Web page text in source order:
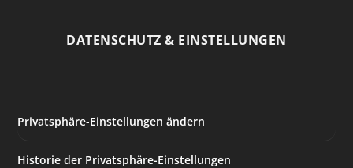
DATENSCHUTZ & EINSTELLUNGEN
Privatsphäre-Einstellungen ändern
Historie der Privatsphäre-Einstellungen